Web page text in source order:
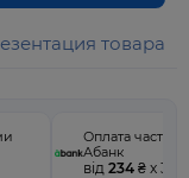
товара
Оплата
Абанк
від 234 ₴ x 3